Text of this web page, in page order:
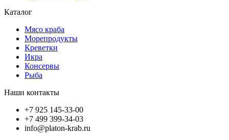
Каталог
Мясо краба
Морепродукты
Креветки
Икра
Консервы
Рыба
Наши контакты
+7 925 145-33-00
+7 499 399-34-03
info@platon-krab.ru